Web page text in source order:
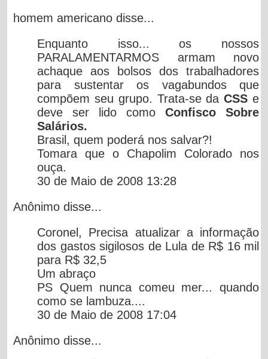
homem americano disse...
Enquanto isso... os nossos
PARALAMENTARMOS armam novo
achaque aos bolsos dos trabalhadores
para sustentar os vagabundos que
compõem seu grupo. Trata-se daCSS e
deve ser lido comoConfisco Sobre
Salários.
Brasil, quem poderá nos salvar?!
Tomara que o Chapolim Colorado nos
ouça.
30 de Maio de 2008 13:28
Anônimo disse...
Coronel, Precisa atualizar a informação
dos gastos sigilosos de Lula de R$ 16 mil
para R$ 32,5
Um abraço
PS Quem nunca comeu mer... quando
como se lambuza....
30 de Maio de 2008 17:04
Anônimo disse...